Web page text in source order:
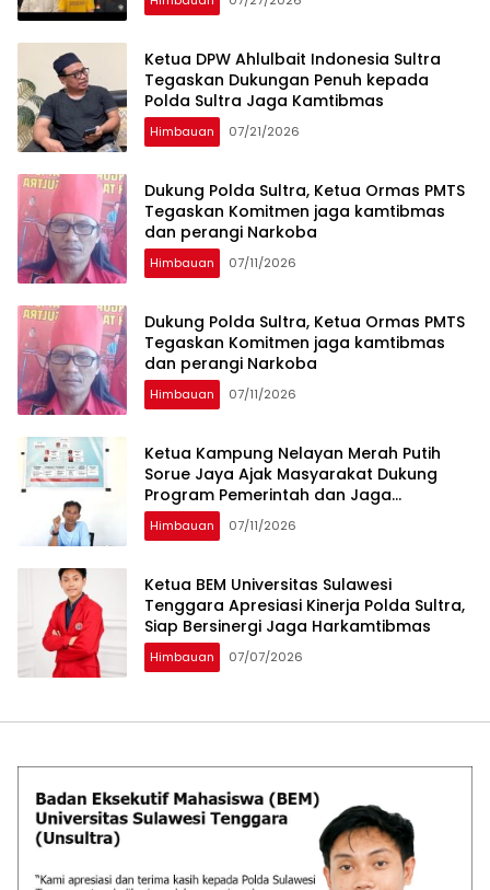
Ketua DPW Ahlulbait Indonesia Sultra
Tegaskan Dukungan Penuh kepada
Polda Sultra Jaga Kamtibmas
Himbauan 07/21/2026
Dukung Polda Sultra, Ketua Ormas PMTS
Tegaskan Komitmen jaga kamtibmas
dan perangi Narkoba
Himbauan 07/11/2026
Dukung Polda Sultra, Ketua Ormas PMTS
Tegaskan Komitmen jaga kamtibmas
dan perangi Narkoba
Himbauan 07/11/2026
Ketua Kampung Nelayan Merah Putih
Sorue Jaya Ajak Masyarakat Dukung
Program Pemerintah dan Jaga
Kelestarian Laut
Himbauan 07/11/2026
Ketua BEM Universitas Sulawesi
Tenggara Apresiasi Kinerja Polda Sultra,
Siap Bersinergi Jaga Harkamtibmas
Himbauan 07/07/2026